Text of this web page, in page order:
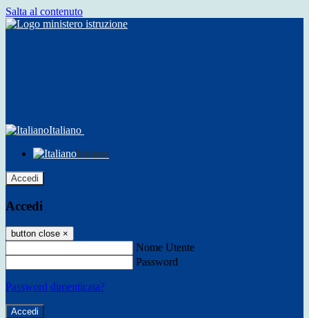
Salta al contenuto
Italiano
Italiano
Accedi
Accedi
button close ×
Nome Utente
Password
Password dimenticata?